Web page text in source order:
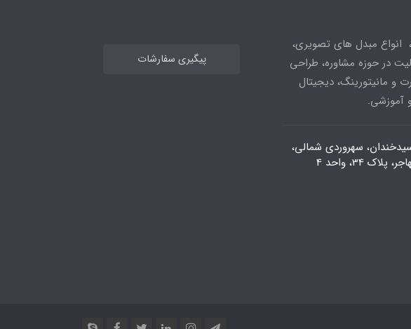
فرانت ارائه دهنده تجهیزات تصویری HDMI، انواع مبدل های تصویری،
در حوزه مشاوره، طراحی
و مانیتورینگ، دیجیتال
آموزشی.
سهروردی شمالی،
34، واحد 4
پیگیری سفارشات